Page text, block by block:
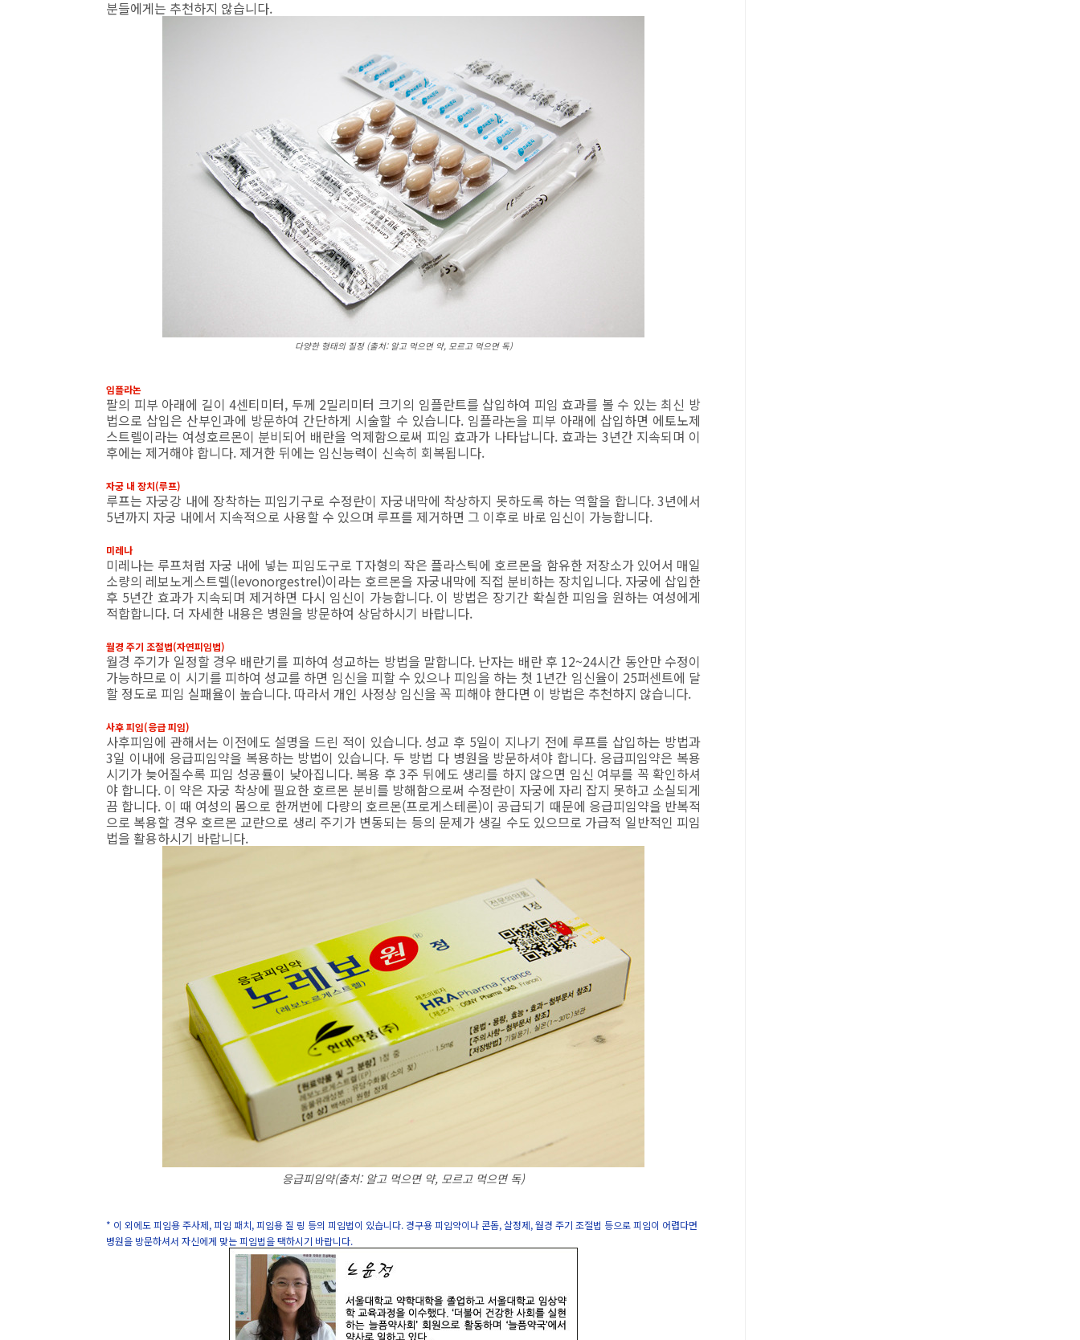
분들에게는 추천하지 않습니다.
다양한 형태의 질정 (출처: 알고 먹으면 약, 모르고 먹으면 독)
임플라논
팔의 피부 아래에 길이 4센티미터, 두께 2밀리미터 크기의 임플란트를 삽입하여 피임 효과를 볼 수 있는 최신 방
법으로 삽입은 산부인과에 방문하여 간단하게 시술할 수 있습니다. 임플라논을 피부 아래에 삽입하면 에토노제
스트렐이라는 여성호르몬이 분비되어 배란을 억제함으로써 피임 효과가 나타납니다. 효과는 3년간 지속되며 이
후에는 제거해야 합니다. 제거한 뒤에는 임신능력이 신속히 회복됩니다.
자궁 내 장치(루프)
루프는 자궁강 내에 장착하는 피임기구로 수정란이 자궁내막에 착상하지 못하도록 하는 역할을 합니다. 3년에서
5년까지 자궁 내에서 지속적으로 사용할 수 있으며 루프를 제거하면 그 이후로 바로 임신이 가능합니다.
미레나
미레나는 루프처럼 자궁 내에 넣는 피임도구로 T자형의 작은 플라스틱에 호르몬을 함유한 저장소가 있어서 매일
소량의 레보노게스트렐(levonorgestrel)이라는 호르몬을 자궁내막에 직접 분비하는 장치입니다. 자궁에 삽입한
후 5년간 효과가 지속되며 제거하면 다시 임신이 가능합니다. 이 방법은 장기간 확실한 피임을 원하는 여성에게
적합합니다. 더 자세한 내용은 병원을 방문하여 상담하시기 바랍니다.
월경 주기 조절법(자연피임법)
월경 주기가 일정할 경우 배란기를 피하여 성교하는 방법을 말합니다. 난자는 배란 후 12~24시간 동안만 수정이
가능하므로 이 시기를 피하여 성교를 하면 임신을 피할 수 있으나 피임을 하는 첫 1년간 임신율이 25퍼센트에 달
할 정도로 피임 실패율이 높습니다. 따라서 개인 사정상 임신을 꼭 피해야 한다면 이 방법은 추천하지 않습니다.
사후 피임(응급 피임)
사후피임에 관해서는 이전에도 설명을 드린 적이 있습니다. 성교 후 5일이 지나기 전에 루프를 삽입하는 방법과
3일 이내에 응급피임약을 복용하는 방법이 있습니다. 두 방법 다 병원을 방문하셔야 합니다. 응급피임약은 복용
시기가 늦어질수록 피임 성공률이 낮아집니다. 복용 후 3주 뒤에도 생리를 하지 않으면 임신 여부를 꼭 확인하셔
야 합니다. 이 약은 자궁 착상에 필요한 호르몬 분비를 방해함으로써 수정란이 자궁에 자리 잡지 못하고 소실되게
끔 합니다. 이 때 여성의 몸으로 한꺼번에 다량의 호르몬(프로게스테론)이 공급되기 때문에 응급피임약을 반복적
으로 복용할 경우 호르몬 교란으로 생리 주기가 변동되는 등의 문제가 생길 수도 있으므로 가급적 일반적인 피임
법을 활용하시기 바랍니다.
응급피임약(출처: 알고 먹으면 약, 모르고 먹으면 독)
* 이 외에도 피임용 주사제, 피임 패치, 피임용 질 링 등의 피임법이 있습니다. 경구용 피임약이나 콘돔, 살정제, 월경 주기 조절법 등으로 피임이 어렵다면
병원을 방문하셔서 자신에게 맞는 피임법을 택하시기 바랍니다.